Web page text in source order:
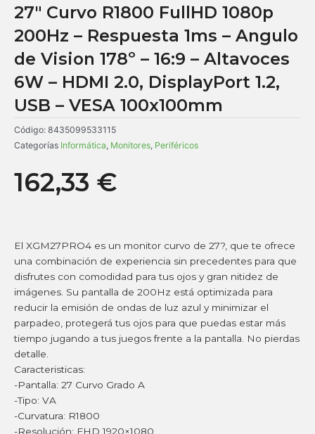
27″ Curvo R1800 FullHD 1080p
200Hz – Respuesta 1ms – Angulo
de Vision 178º – 16:9 – Altavoces
6W – HDMI 2.0, DisplayPort 1.2,
USB – VESA 100x100mm
Código: 8435099533115
Categorías Informática, Monitores, Periféricos
162,33 €
El XGM27PRO4 es un monitor curvo de 27?, que te ofrece
una combinación de experiencia sin precedentes para que
disfrutes con comodidad para tus ojos y gran nitidez de
imágenes. Su pantalla de 200Hz está optimizada para
reducir la emisión de ondas de luz azul y minimizar el
parpadeo, protegerá tus ojos para que puedas estar más
tiempo jugando a tus juegos frente a la pantalla. No pierdas
detalle.
Caracteristicas:
-Pantalla: 27 Curvo Grado A
-Tipo: VA
-Curvatura: R1800
-Resolución: FHD 1920×1080